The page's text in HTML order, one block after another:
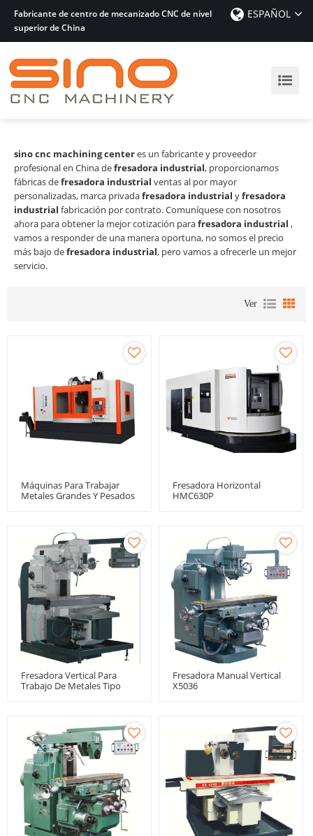
Fabricante de centro de mecanizado CNC de nivel
superior de China
ESPAÑOL
sino cnc machining centeres un fabricante y proveedor
profesional en China defresadora industrial, proporcionamos
fábricas defresadora industrial ventas al por mayor
personalizadas, marca privadafresadora industrial yfresadora
industrial fabricación por contrato. Comuníquese con nosotros
ahora para obtener la mejor cotización parafresadora industrial ,
vamos a responder de una manera oportuna, no somos el precio
más bajo defresadora industrial, pero vamos a ofrecerle un mejor
servicio.
Ver
Máquinas Para Trabajar
Metales Grandes Y Pesados
Fresadora Horizontal
HMC630P
Fresadora Vertical Para
Trabajo De Metales Tipo
Fresadora Manual Vertical
X5036